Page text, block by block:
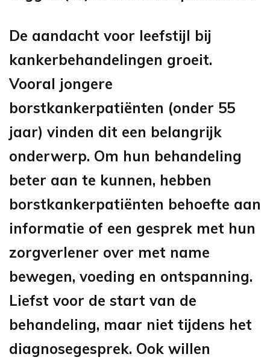
De aandacht voor leefstijl bij
kankerbehandelingen groeit.
Vooral jongere
borstkankerpatiënten (onder 55
jaar) vinden dit een belangrijk
onderwerp. Om hun behandeling
beter aan te kunnen, hebben
borstkankerpatiënten behoefte aan
informatie of een gesprek met hun
zorgverlener over met name
bewegen, voeding en ontspanning.
Liefst voor de start van de
behandeling, maar niet tijdens het
diagnosegesprek. Ook willen